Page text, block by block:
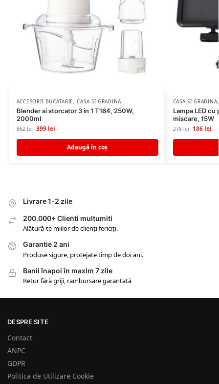
ACCESORII BUCATARIE,CASA SI GRADINA
Blender si storcator 3 in 1 T164, 250W,
2000ml
662lei 399 lei
Adaugă în coș
CASA SI GRADINA
Lampa LED cu
miscare, 15W
278lei 186 lei
Livrare 1-2 zile
200.000+ Clienti multumiti
Alătură-te miilor de clienți fericiți.
Garantie 2 ani
Produse sigure, protejate timp de doi ani.
Banii înapoi în maxim 7 zile
Retur fără griji, rambursare garantată
DESPRE SITE
Contact
ANPC
GDPR
Politica de Utilizare Cookie